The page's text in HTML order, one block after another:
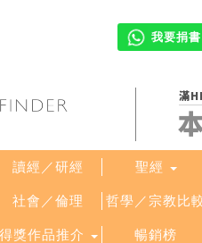
我要捐書
滿
讀經／研經 聖經
社會／倫理 哲學／宗教比
得獎作品推介 暢銷榜